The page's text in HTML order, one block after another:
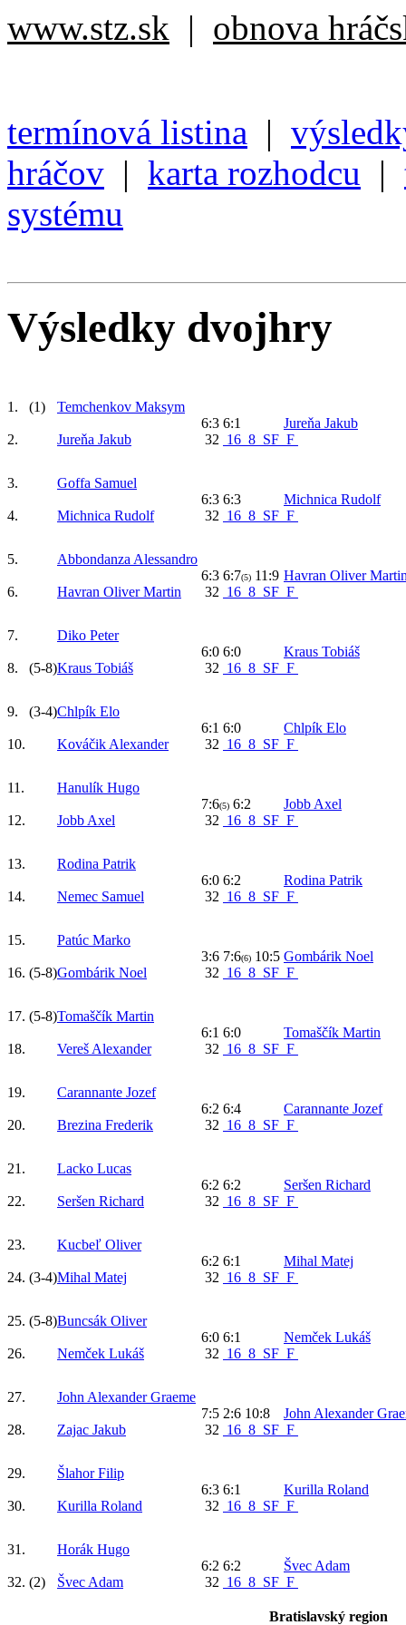
www.stz.sk | obnova
termínová listina |
hráčov | karta rozhodcu |
systému
Výsledky dvojhry
1. (1)
Temchenkov Maksym
6:3 6:1
Jureňa Jakub
2.
Jureňa Jakub 32 16 8 SF F
3.
Goffa Samuel
6:3 6:3
Michnica Rudolf
4.
Michnica Rudolf 32 16 8 SF F
5.
Abbondanza Alessandro
6:3 6:7(5) 11:9 Havran Oliver
6.
Havran Oliver Martin 32 16 8 SF F
7.
Diko Peter
6:0 6:0
Kraus Tobiáš
8.
(5-8)Kraus Tobiáš 32 16 8 SF F
9. (3-4)Chlpík Elo
6:1 6:0
Chlpík Elo
10.
Kováčik Alexander 32 16 8 SF F
11.
Hanulík Hugo
7:6(5) 6:2
Jobb Axel
12.
Jobb Axel 32 16 8 SF F
13.
Rodina Patrik
6:0 6:2
Rodina Patrik
14.
Nemec Samuel 32 16 8 SF F
15.
Patúc Marko
3:6 7:6(6) 10:5 Gombárik Noel
16. (5-8)Gombárik Noel 32 16 8 SF F
17. (5-8)Tomaščík Martin
6:1 6:0
Tomaščík Martin
18.
Vereš Alexander 32 16 8 SF F
19.
Carannante Jozef
6:2 6:4
Carannante Jozef
20.
Brezina Frederik 32 16 8 SF F
21.
Lacko Lucas
6:2 6:2
Seršen Richard
22.
Seršen Richard 32 16 8 SF F
23.
Kucbeľ Oliver
6:2 6:1
Mihal Matej
24. (3-4)Mihal Matej 32 16 8 SF F
25. (5-8)Buncsák Oliver
6:0 6:1
Nemček Lukáš
26.
Nemček Lukáš 32 16 8 SF F
27.
John Alexander Graeme
7:5 2:6 10:8
John Alexander
28.
Zajac Jakub 32 16 8 SF F
29.
Šlahor Filip
6:3 6:1
Kurilla Roland
30.
Kurilla Roland 32 16 8 SF F
31.
Horák Hugo
6:2 6:2
Švec Adam
32. (2) Švec Adam 32 16 8 SF F
Bratislavský region